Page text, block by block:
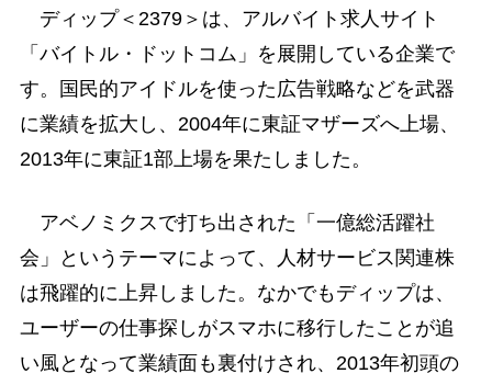
ディップ＜2379＞は、アルバイト求人サイト
「バイトル・ドットコム」を展開している企業で
す。国民的アイドルを使った広告戦略などを武器
に業績を拡大し、2004年に東証マザーズへ上場、
2013年に東証1部上場を果たしました。
アベノミクスで打ち出された「一億総活躍社
会」というテーマによって、人材サービス関連株
は飛躍的に上昇しました。なかでもディップは、
ユーザーの仕事探しがスマホに移行したことが追
い風となって業績面も裏付けされ、2013年初頭の